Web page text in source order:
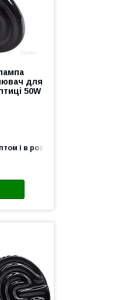
для
50W
і в роздріб